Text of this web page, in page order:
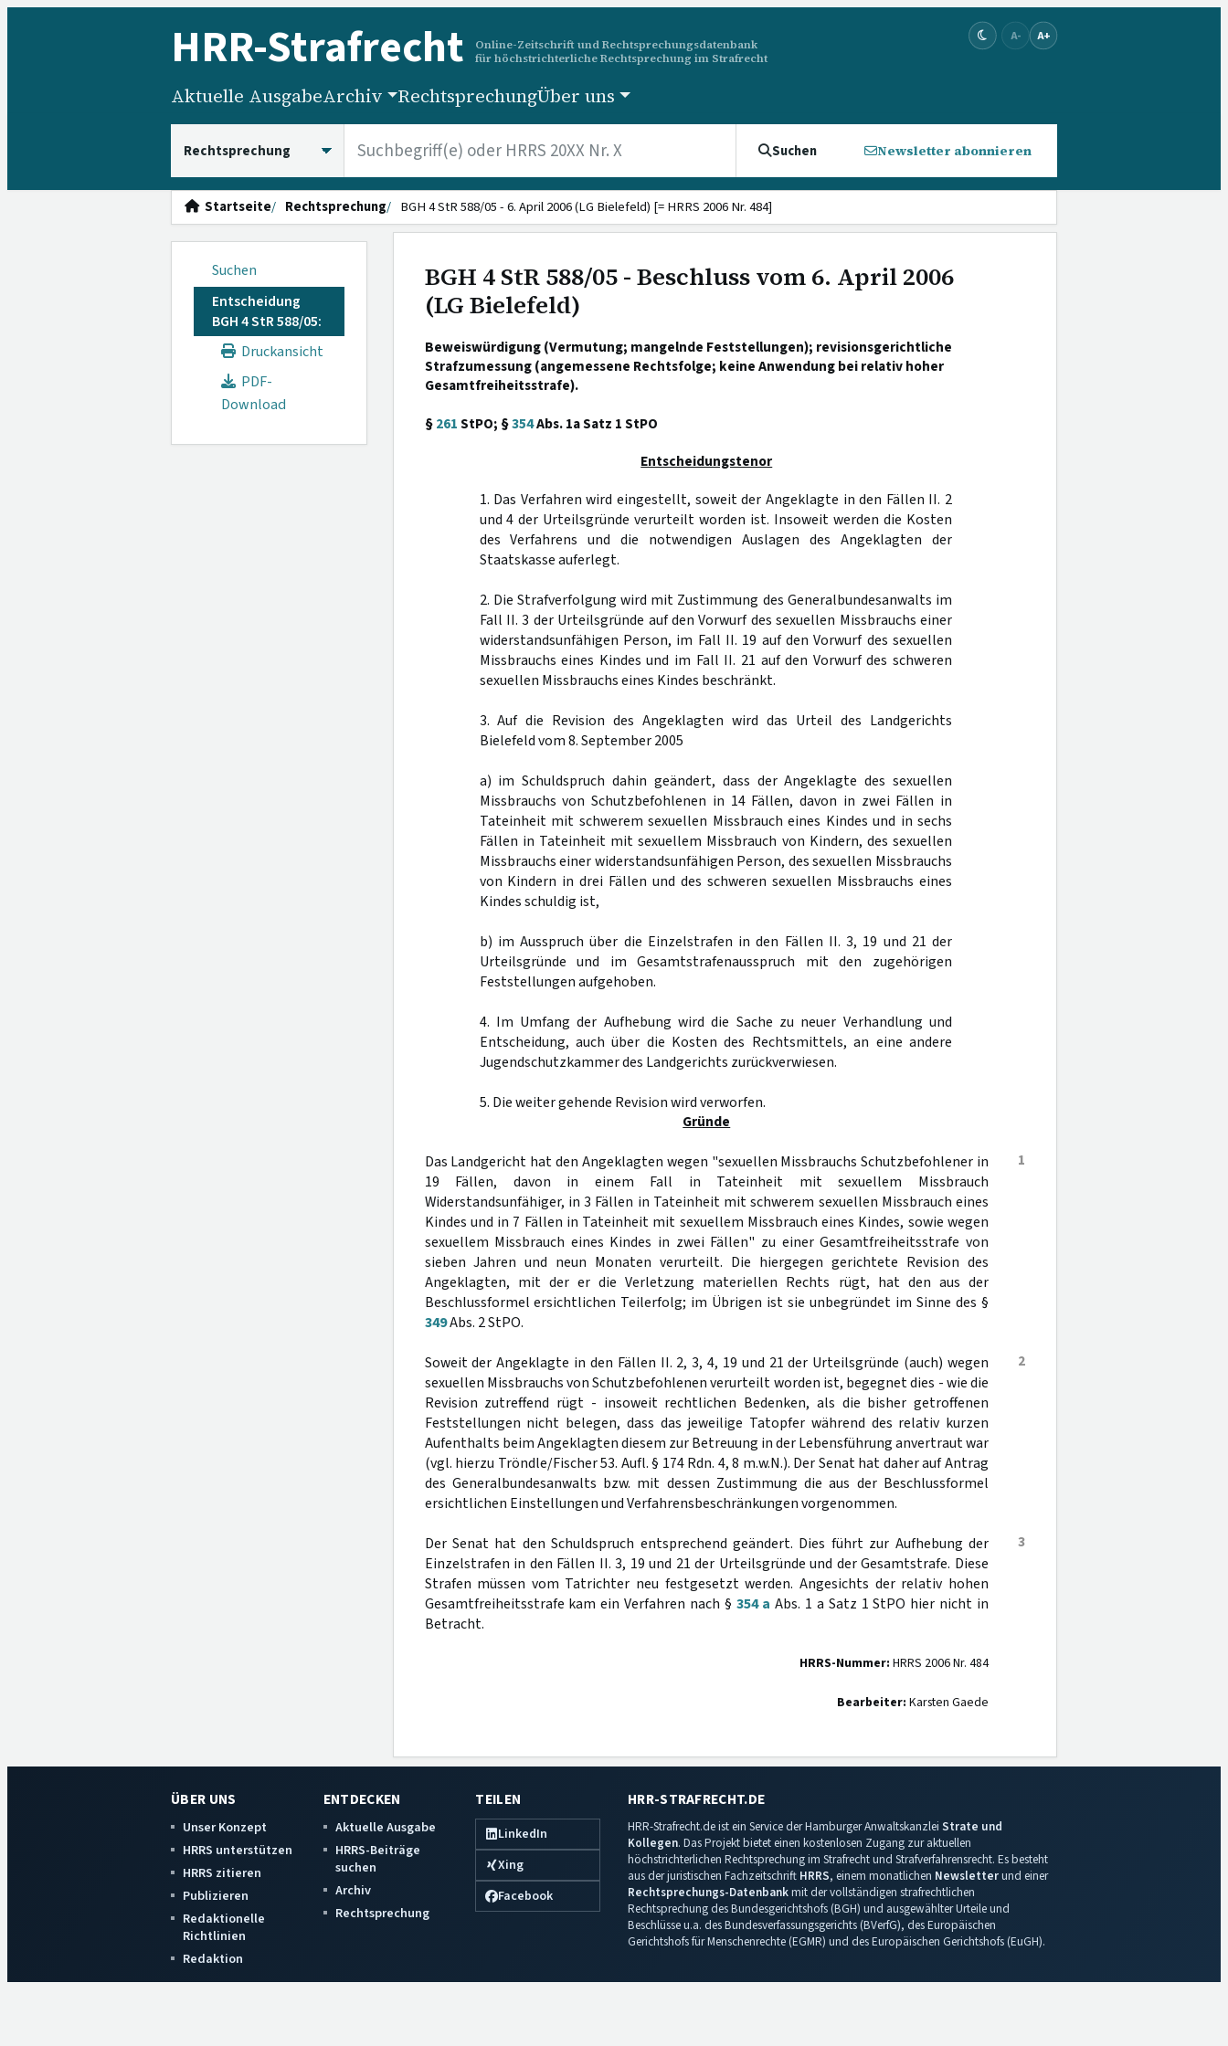
HRR-Strafrecht
Online-Zeitschrift und Rechtsprechungsdatenbank
für höchstrichterliche Rechtsprechung im Strafrecht
A- A+
Aktuelle AusgabeArchiv RechtsprechungÜber uns
Suchen Newsletter abonnieren
Startseite Rechtsprechung BGH 4 StR 588/05 - 6. April 2006 (LG Bielefeld) [= HRRS 2006 Nr. 484]
Suchen
Entscheidung
BGH 4 StR 588/05:
Druckansicht
PDF-
Download
BGH 4 StR 588/05 - Beschluss vom 6. April 2006
(LG Bielefeld)
Beweiswürdigung (Vermutung; mangelnde Feststellungen); revisionsgerichtliche
Strafzumessung (angemessene Rechtsfolge; keine Anwendung bei relativ hoher
Gesamtfreiheitsstrafe).
§261StPO; §354Abs. 1a Satz 1 StPO
Entscheidungstenor
1. Das Verfahren wird eingestellt, soweit der Angeklagte in den Fällen II. 2
und 4 der Urteilsgründe verurteilt worden ist. Insoweit werden die Kosten
des Verfahrens und die notwendigen Auslagen des Angeklagten der
Staatskasse auferlegt.
2. Die Strafverfolgung wird mit Zustimmung des Generalbundesanwalts im
Fall II. 3 der Urteilsgründe auf den Vorwurf des sexuellen Missbrauchs einer
widerstandsunfähigen Person, im Fall II. 19 auf den Vorwurf des sexuellen
Missbrauchs eines Kindes und im Fall II. 21 auf den Vorwurf des schweren
sexuellen Missbrauchs eines Kindes beschränkt.
3. Auf die Revision des Angeklagten wird das Urteil des Landgerichts
Bielefeld vom 8. September 2005
a) im Schuldspruch dahin geändert, dass der Angeklagte des sexuellen
Missbrauchs von Schutzbefohlenen in 14 Fällen, davon in zwei Fällen in
Tateinheit mit schwerem sexuellen Missbrauch eines Kindes und in sechs
Fällen in Tateinheit mit sexuellem Missbrauch von Kindern, des sexuellen
Missbrauchs einer widerstandsunfähigen Person, des sexuellen Missbrauchs
von Kindern in drei Fällen und des schweren sexuellen Missbrauchs eines
Kindes schuldig ist,
b) im Ausspruch über die Einzelstrafen in den Fällen II. 3, 19 und 21 der
Urteilsgründe und im Gesamtstrafenausspruch mit den zugehörigen
Feststellungen aufgehoben.
4. Im Umfang der Aufhebung wird die Sache zu neuer Verhandlung und
Entscheidung, auch über die Kosten des Rechtsmittels, an eine andere
Jugendschutzkammer des Landgerichts zurückverwiesen.
5. Die weiter gehende Revision wird verworfen.
Gründe
1
Das Landgericht hat den Angeklagten wegen "sexuellen Missbrauchs Schutzbefohlener in
19 Fällen, davon in einem Fall in Tateinheit mit sexuellem Missbrauch
Widerstandsunfähiger, in 3 Fällen in Tateinheit mit schwerem sexuellen Missbrauch eines
Kindes und in 7 Fällen in Tateinheit mit sexuellem Missbrauch eines Kindes, sowie wegen
sexuellem Missbrauch eines Kindes in zwei Fällen" zu einer Gesamtfreiheitsstrafe von
sieben Jahren und neun Monaten verurteilt. Die hiergegen gerichtete Revision des
Angeklagten, mit der er die Verletzung materiellen Rechts rügt, hat den aus der
Beschlussformel ersichtlichen Teilerfolg; im Übrigen ist sie unbegründet im Sinne des §
349Abs. 2 StPO.
2
Soweit der Angeklagte in den Fällen II. 2, 3, 4, 19 und 21 der Urteilsgründe (auch) wegen
sexuellen Missbrauchs von Schutzbefohlenen verurteilt worden ist, begegnet dies - wie die
Revision zutreffend rügt - insoweit rechtlichen Bedenken, als die bisher getroffenen
Feststellungen nicht belegen, dass das jeweilige Tatopfer während des relativ kurzen
Aufenthalts beim Angeklagten diesem zur Betreuung in der Lebensführung anvertraut war
(vgl. hierzu Tröndle/Fischer 53. Aufl. § 174 Rdn. 4, 8 m.w.N.). Der Senat hat daher auf Antrag
des Generalbundesanwalts bzw. mit dessen Zustimmung die aus der Beschlussformel
ersichtlichen Einstellungen und Verfahrensbeschränkungen vorgenommen.
3
Der Senat hat den Schuldspruch entsprechend geändert. Dies führt zur Aufhebung der
Einzelstrafen in den Fällen II. 3, 19 und 21 der Urteilsgründe und der Gesamtstrafe. Diese
Strafen müssen vom Tatrichter neu festgesetzt werden. Angesichts der relativ hohen
Gesamtfreiheitsstrafe kam ein Verfahren nach § 354 a Abs. 1 a Satz 1 StPO hier nicht in
Betracht.
HRRS-Nummer: HRRS 2006 Nr. 484
Bearbeiter: Karsten Gaede
ÜBER UNS
Unser Konzept
HRRS unterstützen
HRRS zitieren
Publizieren
Redaktionelle
Richtlinien
Redaktion
ENTDECKEN
Aktuelle Ausgabe
HRRS-Beiträge
suchen
Archiv
Rechtsprechung
TEILEN
LinkedIn
Xing
Facebook
HRR-STRAFRECHT.DE
HRR-Strafrecht.de ist ein Service der Hamburger Anwaltskanzlei Strate und
Kollegen. Das Projekt bietet einen kostenlosen Zugang zur aktuellen
höchstrichterlichen Rechtsprechung im Strafrecht und Strafverfahrensrecht. Es besteht
aus der juristischen Fachzeitschrift HRRS, einem monatlichen Newsletterund einer
Rechtsprechungs-Datenbankmit der vollständigen strafrechtlichen
Rechtsprechung des Bundesgerichtshofs (BGH) und ausgewählter Urteile und
Beschlüsse u.a. des Bundesverfassungsgerichts (BVerfG), des Europäischen
Gerichtshofs für Menschenrechte (EGMR) und des Europäischen Gerichtshofs (EuGH).